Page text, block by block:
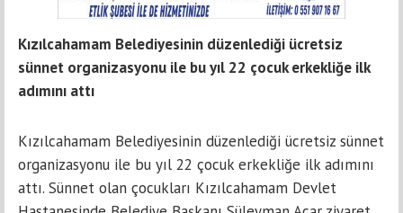
Kızılcahamam Belediyesinin düzenlediği ücretsiz
sünnet organizasyonu ile bu yıl 22 çocuk erkekliğe ilk
adımını attı
Kızılcahamam Belediyesinin düzenlediği ücretsiz sünnet
organizasyonu ile bu yıl 22 çocuk erkekliğe ilk adımını
attı. Sünnet olan çocukları Kızılcahamam Devlet